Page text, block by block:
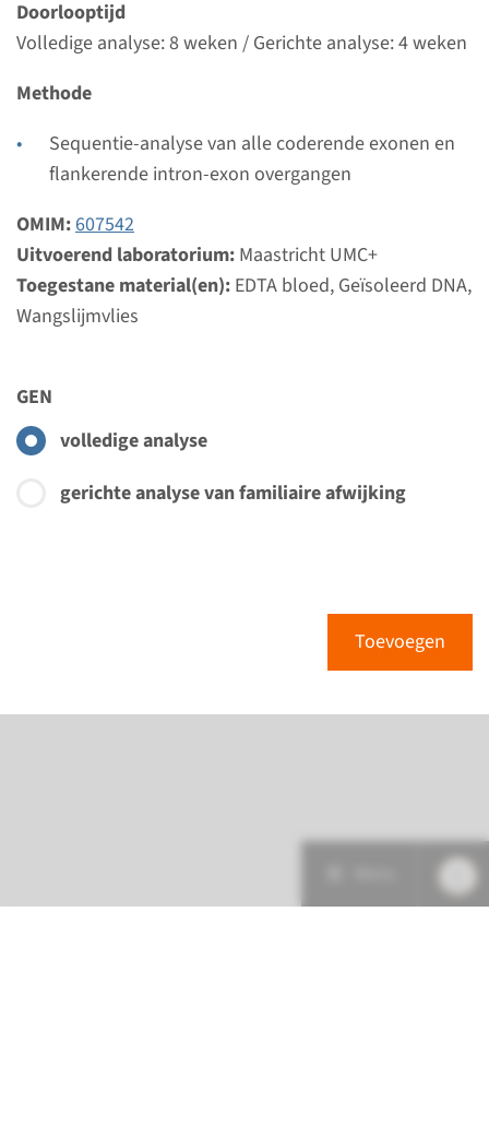
Doorlooptijd
Volledige analyse: 8 weken / Gerichte analyse: 4 weken
Methode
Sequentie-analyse van alle coderende exonen en
flankerende intron-exon overgangen
OMIM:607542
Uitvoerend laboratorium: Maastricht UMC+
Toegestane material(en): EDTA bloed, Geïsoleerd DNA,
Wangslijmvlies
GEN
volledige analyse
gerichte analyse van familiaire afwijking
Toevoegen
Volledige analyse: 8 weken / Gerichte analyse: 4
weken
Uitvoerend laboratorium
Bekijk
Toevoegen
Gen
KCNQ1 - Jervell en Lange-
Doorlooptijd
Volledige analyse: 8 weken / Gerichte analyse: 4
weken
Uitvoerend laboratorium